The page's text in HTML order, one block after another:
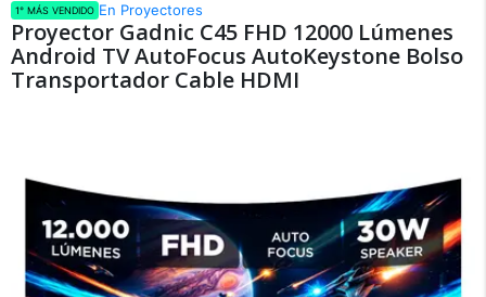
1° MÁS VENDIDO En Proyectores
Proyector Gadnic C45 FHD 12000 Lúmenes
Android TV AutoFocus AutoKeystone Bolso
Transportador Cable HDMI